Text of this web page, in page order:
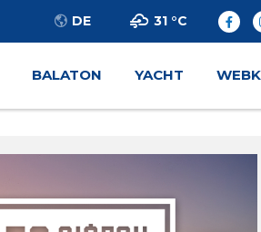
DE 31 °C
BALATON YACHT